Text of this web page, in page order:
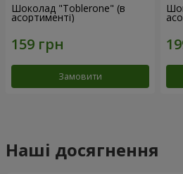
Шоколад "Toblerone" (в
асортименті)
Замовити
Наші досягнення